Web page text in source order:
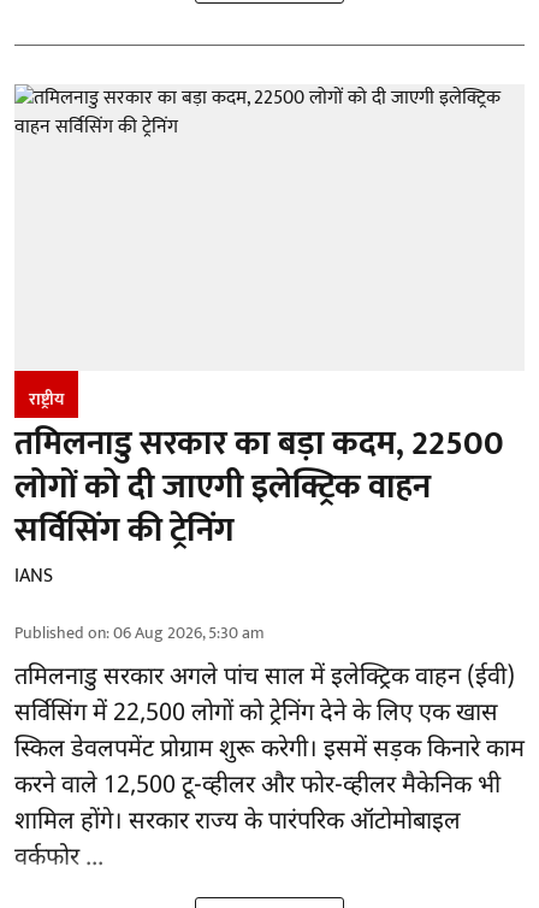
राष्ट्रीय
तमिलनाडु सरकार का बड़ा कदम, 22500
लोगों को दी जाएगी इलेक्ट्रिक वाहन
सर्विसिंग की ट्रेनिंग
IANS
Published on:06 Aug 2026, 5:30 am
तमिलनाडु सरकारअगले पांच साल में इलेक्ट्रिक वाहन (ईवी)
सर्विसिंग में 22,500 लोगों को ट्रेनिंग देने के लिए एक खास
स्किल डेवलपमेंट प्रोग्राम शुरू करेगी। इसमें सड़क किनारे काम
करने वाले 12,500 टू-व्हीलर और फोर-व्हीलर मैकेनिक भी
शामिल होंगे। सरकार राज्य के पारंपरिक ऑटोमोबाइल
वर्कफोर ...